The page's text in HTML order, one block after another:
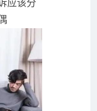
应该分